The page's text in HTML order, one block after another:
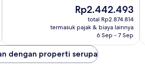
Harga
sekarang
Rp2.442.493
Rp2.442.493
total Rp2.874.814
termasuk pajak & biaya lainnya
6 Sep - 7 Sep
dengan properti serupa